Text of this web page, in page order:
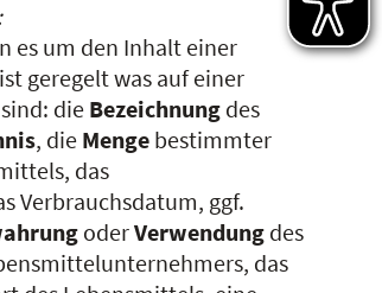
es um den Inhalt einer
geregelt was auf einer
dieBezeichnung des
, die Menge bestimmter
das
Verbrauchsdatum, ggf.
oderVerwendung des
das